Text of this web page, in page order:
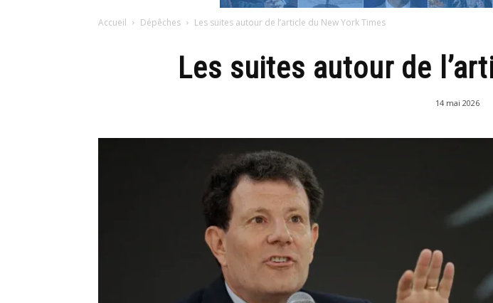
Accueil Dépêches Les suites autour de l’article du New York Times
Les suites autour de
14 mai 2026